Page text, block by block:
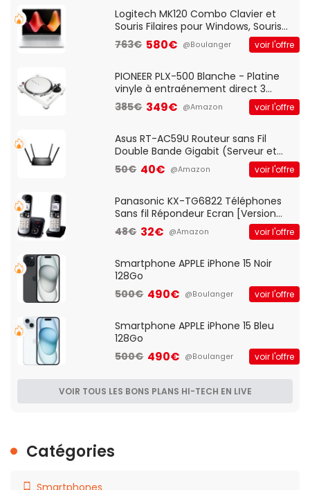
QWERTY UK - Noir
Logitech MK120 Combo Clavier et
Souris Filaires pour Windows, Souris
Optique Filaire, Connexion USB Plug
And Play, Confortable, Taille
QWERTY UK - Noir
763€ 580€ @Boulanger voir l'offre
PIONEER PLX-500 Blanche - Platine
vinyle à entraénement direct 3
vitesses (33-45-78 trs/min) avec
pre-ampli intégré et port USB
385€ 349€ @Amazon voir l'offre
Asus RT-AC59U Routeur sans Fil
Double Bande Gigabit (Serveur et
Client VPN, Triple Vlan, Mode Point
d'accès et Bridge, contrôle Parental,
50€ 40€ @Amazon voir l'offre
Panasonic KX-TG6822 Téléphones
Sans fil Répondeur Ecran [Version
Française]
48€ 32€ @Amazon voir l'offre
Smartphone APPLE iPhone 15 Noir
128Go
500€ 490€ @Boulanger voir l'offre
Smartphone APPLE iPhone 15 Bleu
128Go
500€ 490€ @Boulanger voir l'offre
VOIR TOUS LES BONS PLANS HI-TECH EN LIVE
Catégories
Smartphones